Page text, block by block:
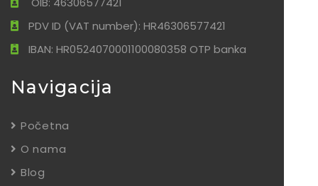
PDV ID (VAT number): HR46306577421
IBAN: HR0524070001100080358 OTP banka
Navigacija
Početna
O nama
Blog